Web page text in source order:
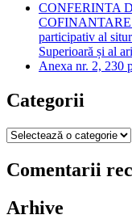
CONFERINTA
COFINANTARE
participativ al
Superioară și al
Anexa nr. 2, 230
Categorii
Categorii
Comentarii
Arhive